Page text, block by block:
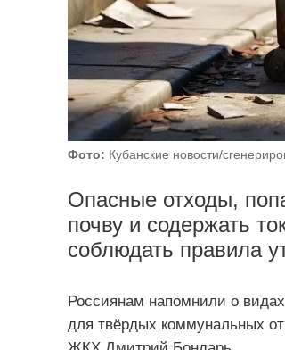
Фото: Кубанские новости/
Опасные отходы,
почву и содержать
соблюдать правила
Россиянам напомнили о
для твёрдых коммунальных